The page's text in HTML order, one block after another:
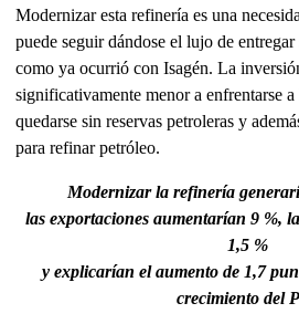
Modernizar esta refinería es una
puede seguir dándose el lujo de
como ya ocurrió con Isagén. La
significativamente menor a enfrentarse
quedarse sin reservas petroleras y
para refinar petróleo.
Modernizar la refinería
las exportaciones aumentarían 9 %,
1,5 %
y explicarían el aumento de 1,7
crecimiento del